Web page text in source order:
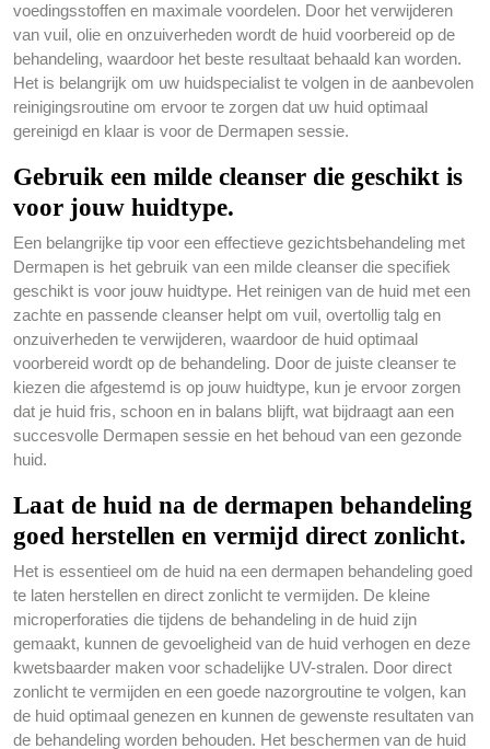
voedingsstoffen en maximale voordelen. Door het verwijderen
van vuil, olie en onzuiverheden wordt de huid voorbereid op de
behandeling, waardoor het beste resultaat behaald kan worden.
Het is belangrijk om uw huidspecialist te volgen in de aanbevolen
reinigingsroutine om ervoor te zorgen dat uw huid optimaal
gereinigd en klaar is voor de Dermapen sessie.
Gebruik een milde cleanser die geschikt is
voor jouw huidtype.
Een belangrijke tip voor een effectieve gezichtsbehandeling met
Dermapen is het gebruik van een milde cleanser die specifiek
geschikt is voor jouw huidtype. Het reinigen van de huid met een
zachte en passende cleanser helpt om vuil, overtollig talg en
onzuiverheden te verwijderen, waardoor de huid optimaal
voorbereid wordt op de behandeling. Door de juiste cleanser te
kiezen die afgestemd is op jouw huidtype, kun je ervoor zorgen
dat je huid fris, schoon en in balans blijft, wat bijdraagt aan een
succesvolle Dermapen sessie en het behoud van een gezonde
huid.
Laat de huid na de dermapen behandeling
goed herstellen en vermijd direct zonlicht.
Het is essentieel om de huid na een dermapen behandeling goed
te laten herstellen en direct zonlicht te vermijden. De kleine
microperforaties die tijdens de behandeling in de huid zijn
gemaakt, kunnen de gevoeligheid van de huid verhogen en deze
kwetsbaarder maken voor schadelijke UV-stralen. Door direct
zonlicht te vermijden en een goede nazorgroutine te volgen, kan
de huid optimaal genezen en kunnen de gewenste resultaten van
de behandeling worden behouden. Het beschermen van de huid